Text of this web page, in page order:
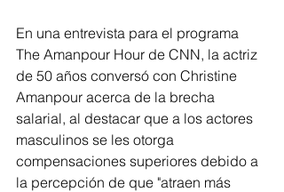
En una entrevista para el programa
The Amanpour Hour de CNN, la actriz
de 50 años conversó con Christine
Amanpour acerca de la brecha
salarial, al destacar que a los actores
masculinos se les otorga
compensaciones superiores debido a
la percepción de que "atraen más